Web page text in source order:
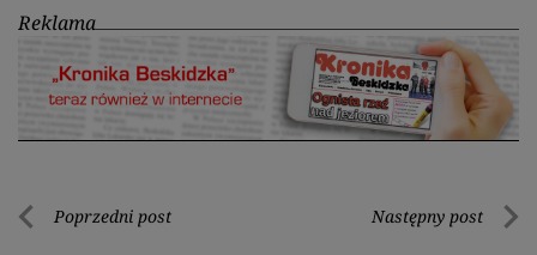
Reklama
Nawigacja
Poprzedni post Następny post